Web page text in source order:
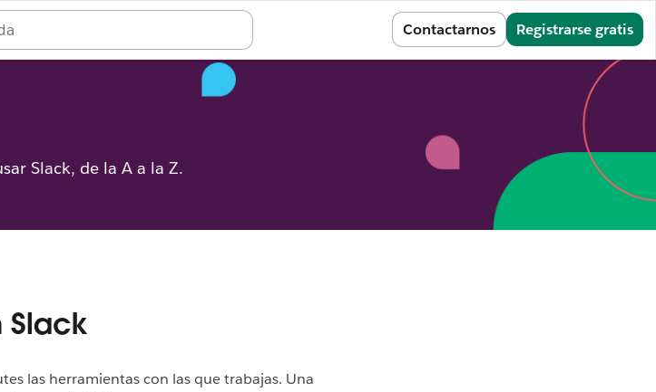
Contactarnos Registrarse gratis
Slack, de la A a la Z.
las herramientas con las que trabajas. Una